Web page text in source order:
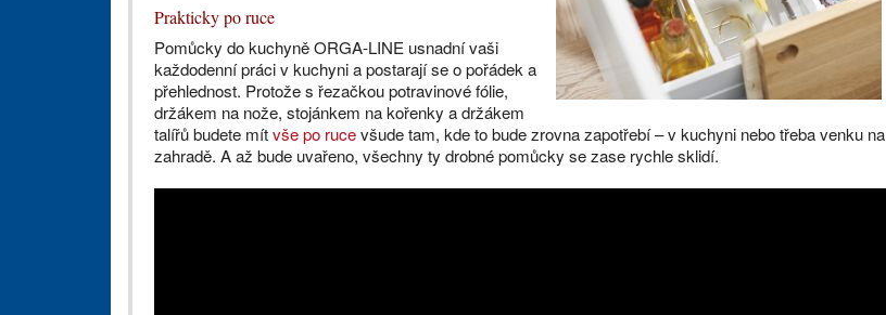
Prakticky po ruce
Pomůcky do kuchyně ORGA-LINE usnadní vaši
každodenní práci v kuchyni a postarají se o pořádek a
přehlednost. Protože s řezačkou potravinové fólie,
držákem na nože, stojánkem na kořenky a držákem
talířů budete mítvše po rucevšude tam, kde to bude zrovna zapotřebí – v kuchyni nebo třeba venku na
zahradě. A až bude uvařeno, všechny ty drobné pomůcky se zase rychle sklidí.